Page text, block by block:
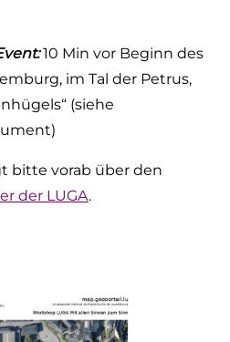
10 Min vor Beginn des
im Tal der Petrus,
(siehe
bitte vorab über den
der LUGA.